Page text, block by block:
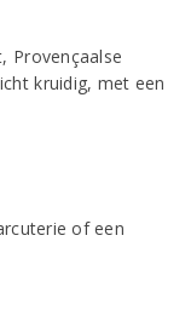
Provençaalse
kruidig, met een
of een